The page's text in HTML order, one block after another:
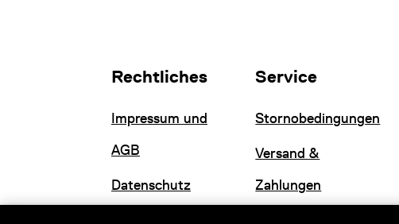
Rechtliches
Impressum und
AGB
Datenschutz
Service
Stornobedingungen
Versand &
Zahlungen